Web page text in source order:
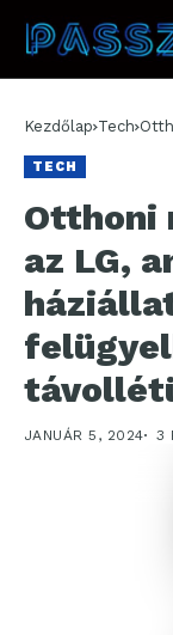
Kezdőlap Tech
TECH
Otthoni
az LG,
JANUÁR 5, 2024 3